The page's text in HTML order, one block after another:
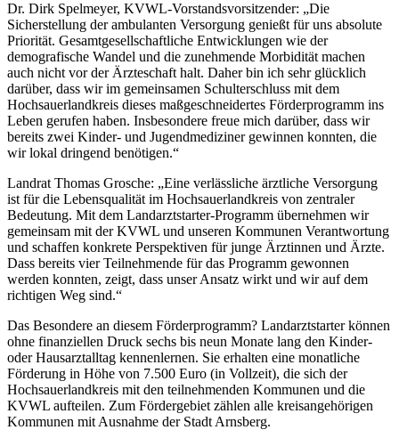
Dr. Dirk Spelmeyer, KVWL-Vorstandsvorsitzender: „Die
Sicherstellung der ambulanten Versorgung genießt für uns absolute
Priorität. Gesamtgesellschaftliche Entwicklungen wie der
demografische Wandel und die zunehmende Morbidität machen
auch nicht vor der Ärzteschaft halt. Daher bin ich sehr glücklich
darüber, dass wir im gemeinsamen Schulterschluss mit dem
Hochsauerlandkreis dieses maßgeschneidertes Förderprogramm ins
Leben gerufen haben. Insbesondere freue mich darüber, dass wir
bereits zwei Kinder- und Jugendmediziner gewinnen konnten, die
wir lokal dringend benötigen.“
Landrat Thomas Grosche: „Eine verlässliche ärztliche Versorgung
ist für die Lebensqualität im Hochsauerlandkreis von zentraler
Bedeutung. Mit dem Landarztstarter-Programm übernehmen wir
gemeinsam mit der KVWL und unseren Kommunen Verantwortung
und schaffen konkrete Perspektiven für junge Ärztinnen und Ärzte.
Dass bereits vier Teilnehmende für das Programm gewonnen
werden konnten, zeigt, dass unser Ansatz wirkt und wir auf dem
richtigen Weg sind.“
Das Besondere an diesem Förderprogramm? Landarztstarter können
ohne finanziellen Druck sechs bis neun Monate lang den Kinder-
oder Hausarztalltag kennenlernen. Sie erhalten eine monatliche
Förderung in Höhe von 7.500 Euro (in Vollzeit), die sich der
Hochsauerlandkreis mit den teilnehmenden Kommunen und die
KVWL aufteilen. Zum Fördergebiet zählen alle kreisangehörigen
Kommunen mit Ausnahme der Stadt Arnsberg.